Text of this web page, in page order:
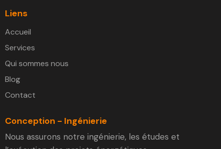
Liens
Accueil
Services
Qui sommes nous
Blog
Contact
Conception - Ingénierie
Nous assurons notre ingénierie, les études et